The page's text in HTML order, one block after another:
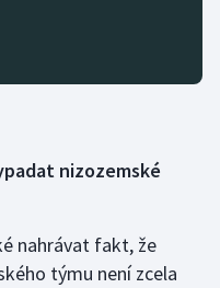
nizozemské
nahrávat fakt, že
týmu není zcela